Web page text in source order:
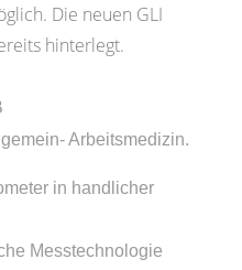
Die neuen GLI
hinterlegt.
Arbeitsmedizin.
in handlicher
Messtechnologie